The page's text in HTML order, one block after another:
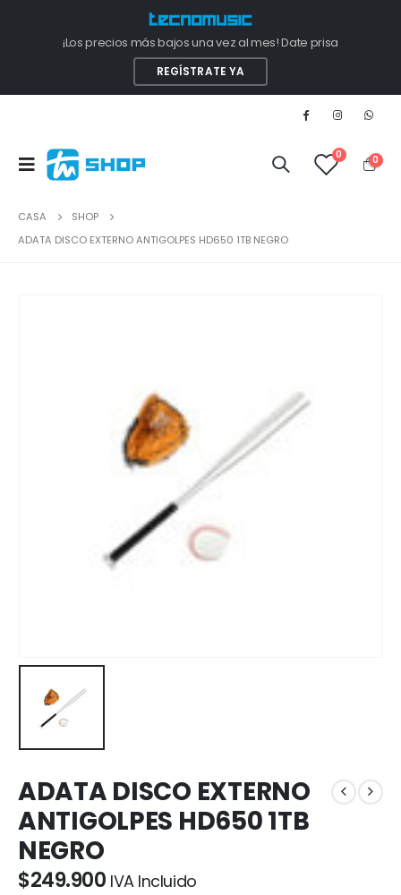
¡Los precios más bajos una vez al mes! Date prisa
REGÍSTRATE YA
0 0
CASA
SHOP
ADATA DISCO EXTERNO ANTIGOLPES HD650 1TB NEGRO
ADATA DISCO EXTERNO
ANTIGOLPES HD650 1TB
NEGRO
$249.900 IVA Incluido